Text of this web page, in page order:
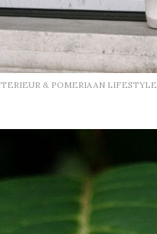
& POMERIAAN LIFESTYLE